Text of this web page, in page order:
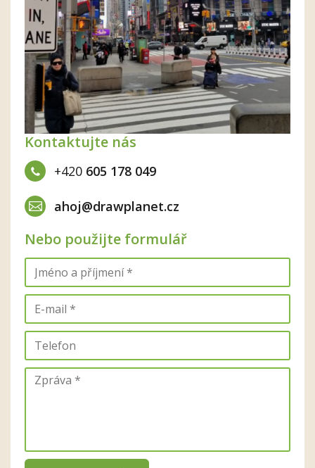
Kontaktujte nás
+420 605 178 049
ahoj@drawplanet.cz
Nebo použijte formulář